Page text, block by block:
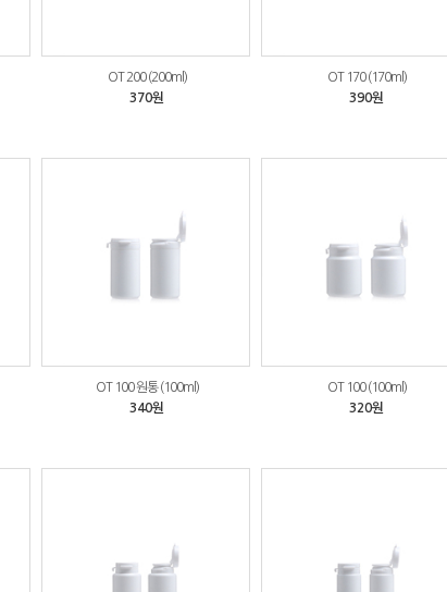
OT 200 (200ml)
370원
OT 170 (170ml)
390원
OT 100 원통 (100ml)
340원
OT 100 (100ml)
320원